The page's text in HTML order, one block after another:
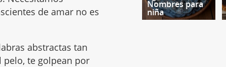
de amar no es
abstractas tan
pelo, te golpean por
Nombres para
niña